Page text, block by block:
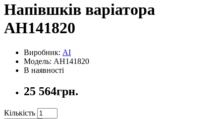
Напівшків варіатора
AH141820
Виробник: AI
Модель: AH141820
В наявності
25 564грн.
Кількість